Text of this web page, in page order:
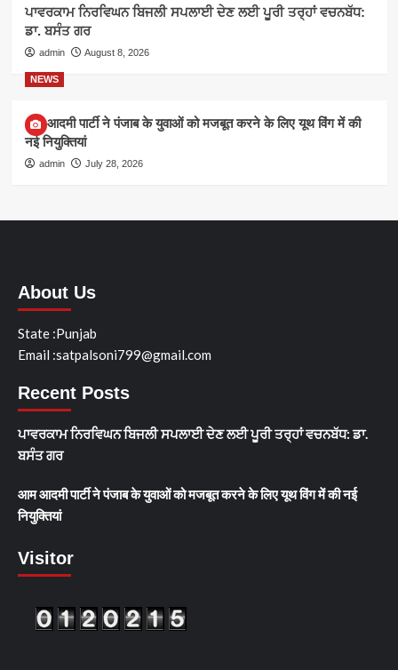
ਪਾਵਰਕਾਮ ਨਿਰਵਿਘਨ ਬਿਜਲੀ ਸਪਲਾਈ ਦੇਣ ਲਈ ਪੂਰੀ ਤਰ੍ਹਾਂ ਵਚਨਬੱਧ:
ਡਾ. ਬਸੰਤ ਗਰ
admin August 8, 2026
NEWS
आम आदमी पार्टी ने पंजाब के युवाओं को मजबूत करने के लिए यूथ विंग में की
नई नियुक्तियां
admin July 28, 2026
About Us
State :Punjab
Email :satpalsoni799@gmail.com
Recent Posts
ਪਾਵਰਕਾਮ ਨਿਰਵਿਘਨ ਬਿਜਲੀ ਸਪਲਾਈ ਦੇਣ ਲਈ ਪੂਰੀ ਤਰ੍ਹਾਂ ਵਚਨਬੱਧ: ਡਾ.
ਬਸੰਤ ਗਰ
आम आदमी पार्टी ने पंजाब के युवाओं को मजबूत करने के लिए यूथ विंग में की नई
नियुक्तियां
Visitor